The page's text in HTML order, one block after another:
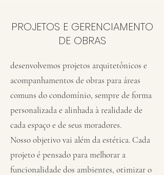
PROJETOS E GERENCIAMENTO
DE OBRAS
desenvolvemos projetos arquitetônicos e
acompanhamentos de obras para áreas
comuns do condomínio, sempre de forma
personalizada e alinhada à realidade de
cada espaço e de seus moradores.
Nosso objetivo vai além da estética. Cada
projeto é pensado para melhorar a
funcionalidade dos ambientes, otimizar o